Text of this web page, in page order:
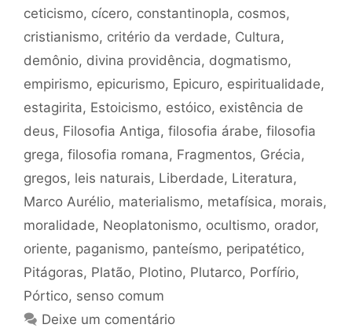
ceticismo, cícero, constantinopla, cosmos,
cristianismo, critério da verdade, Cultura,
demônio, divina providência, dogmatismo,
empirismo, epicurismo, Epicuro, espiritualidade,
estagirita, Estoicismo, estóico, existência de
deus, Filosofia Antiga, filosofia árabe, filosofia
grega, filosofia romana, Fragmentos, Grécia,
gregos, leis naturais, Liberdade, Literatura,
Marco Aurélio, materialismo, metafísica, morais,
moralidade, Neoplatonismo, ocultismo, orador,
oriente, paganismo, panteísmo, peripatético,
Pitágoras, Platão, Plotino, Plutarco, Porfírio,
Pórtico, senso comum
Deixe um comentário